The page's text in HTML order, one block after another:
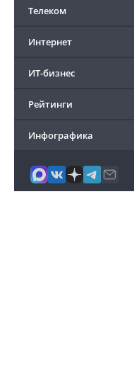
Телеком
Интернет
ИТ-бизнес
Рейтинги
Инфографика